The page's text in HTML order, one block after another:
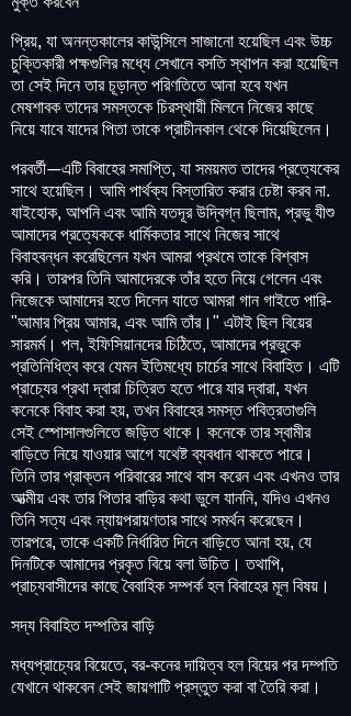
প্রিয়, যা অনন্তকালের কাউন্সিলে সাজানো হয়েছিল এবং উচ্চ
চুক্তিকারী পক্ষগুলির মধ্যে সেখানে বসতি স্থাপন করা হয়েছিল
তা সেই দিনে তার চূড়ান্ত পরিণতিতে আনা হবে যখন
মেষশাবক তাদের সমস্তকে চিরস্থায়ী মিলনে নিজের কাছে
নিয়ে যাবে যাদের পিতা তাকে প্রাচীনকাল থেকে দিয়েছিলেন।
পরবর্তী—এটি বিবাহের সমাপ্তি, যা সময়মত তাদের প্রত্যেকের
সাথে হয়েছিল। আমি পার্থক্য বিস্তারিত করার চেষ্টা করব না.
যাইহোক, আপনি এবং আমি যতদূর উদ্বিগ্ন ছিলাম, প্রভু যীশু
আমাদের প্রত্যেককে ধার্মিকতার সাথে নিজের সাথে
বিবাহবন্ধন করেছিলেন যখন আমরা প্রথমে তাকে বিশ্বাস
করি। তারপর তিনি আমাদেরকে তাঁর হতে নিয়ে গেলেন এবং
নিজেকে আমাদের হতে দিলেন যাতে আমরা গান গাইতে পারি-
"আমার প্রিয় আমার, এবং আমি তাঁর।" এটাই ছিল বিয়ের
সারমর্ম। পল, ইফিসিয়ানদের চিঠিতে, আমাদের প্রভুকে
প্রতিনিধিত্ব করে যেমন ইতিমধ্যে চার্চের সাথে বিবাহিত। এটি
প্রাচ্যের প্রথা দ্বারা চিত্রিত হতে পারে যার দ্বারা, যখন
কনেকে বিবাহ করা হয়, তখন বিবাহের সমস্ত পবিত্রতাগুলি
সেই স্পোসালগুলিতে জড়িত থাকে। কনেকে তার স্বামীর
বাড়িতে নিয়ে যাওয়ার আগে যথেষ্ট ব্যবধান থাকতে পারে।
তিনি তার প্রাক্তন পরিবারের সাথে বাস করেন এবং এখনও তার
আত্মীয় এবং তার পিতার বাড়ির কথা ভুলে যাননি, যদিও এখনও
তিনি সত্য এবং ন্যায়পরায়ণতার সাথে সমর্থন করেছেন।
তারপরে, তাকে একটি নির্ধারিত দিনে বাড়িতে আনা হয়, যে
দিনটিকে আমাদের প্রকৃত বিয়ে বলা উচিত। তথাপি,
প্রাচ্যবাসীদের কাছে বৈবাহিক সম্পর্ক হল বিবাহের মূল বিষয়।
সদ্য বিবাহিত দম্পতির বাড়ি
মধ্যপ্রাচ্যের বিয়েতে, বর-কনের দায়িত্ব হল বিয়ের পর দম্পতি
যেখানে থাকবেন সেই জায়গাটি প্রস্তুত করা বা তৈরি করা।